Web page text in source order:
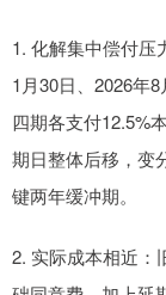
1. 化解集中偿付压
1月30日、2026年
四期各支付12.5%
期日整体后移，变
键两年缓冲期。
2. 实际成本相近：